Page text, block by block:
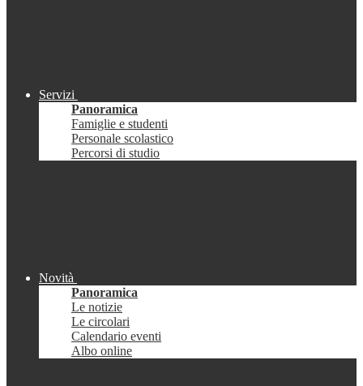
Servizi
Panoramica
Famiglie e studenti
Personale scolastico
Percorsi di studio
Novità
Panoramica
Le notizie
Le circolari
Calendario eventi
Albo online